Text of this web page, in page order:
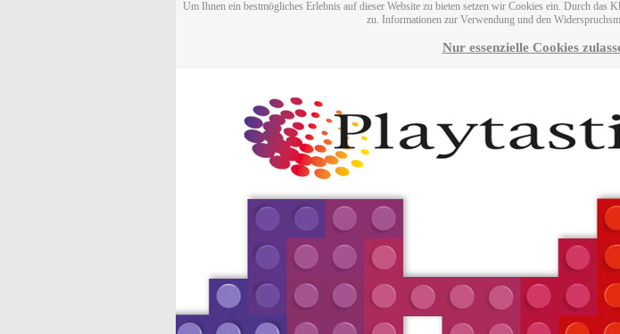
Um Ihnen ein bestmögliches Erlebnis auf dieser Website zu bieten setzen wir Cookies ein. Durch
zu. Informationen zur Verwendung und den
Nur essenzielle Cookies